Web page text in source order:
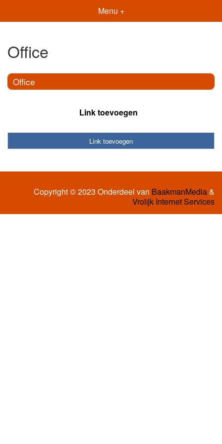
Menu +
Office
Office
Link toevoegen
Link toevoegen
Copyright © 2023 Onderdeel van BaakmanMedia&
Vrolijk Internet Services